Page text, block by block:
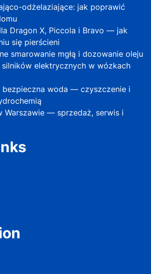
odżelaziające: jak poprawić
Dragon X, Piccola i Bravo — jak
się pierścieni
smarowanie mgłą i dozowanie oleju
silników elektrycznych w wózkach
bezpieczna woda — czyszczenie i
Warszawie — sprzedaż, serwis i